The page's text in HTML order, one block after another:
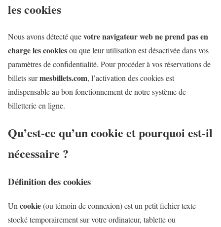
les cookies
Nous avons détecté quevotre navigateur web ne prend pas en
charge les cookiesou que leur utilisation est désactivée dans vos
paramètres de confidentialité. Pour procéder à vos réservations de
billets surmesbillets.com, l’activation des cookies est
indispensable au bon fonctionnement de notre système de
billetterie en ligne.
Qu’est-ce qu’un cookie et pourquoi est-il
nécessaire ?
Définition des cookies
Un cookie(ou témoin de connexion) est un petit fichier texte
stocké temporairement sur votre ordinateur, tablette ou